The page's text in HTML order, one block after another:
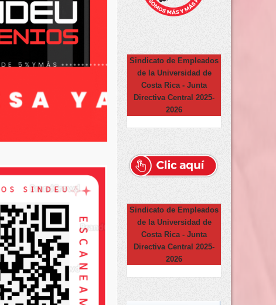
Sindicato de Empleados
de la Universidad de
Costa Rica - Junta
Directiva Central 2025-
2026
Sindicato de Empleados
de la Universidad de
Costa Rica - Junta
Directiva Central 2025-
2026